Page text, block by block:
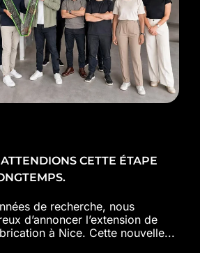
CETTE ÉTAPE
de recherche, nous
d’annoncer l’extension de
à Nice. Cette nouvelle...